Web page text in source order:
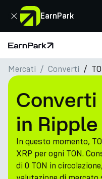
EarnPark
Chiudi
Pagina principale
Prodotti
Mercati
Calcolatori
PARK Token
Risorse
Azienda
Mercati Converti
Converti
in Ripple
In questo momento,
XRP per ogni TON.
di 0 TON in